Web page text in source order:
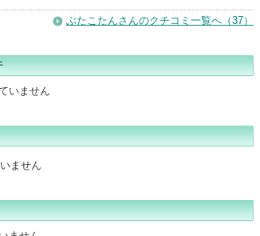
ぶたこたんさんのクチコミ一覧へ（37）
いません
ません